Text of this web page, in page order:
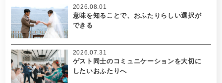
意味を知ることで、おふたりらしい選択が
できる
2026.08.01
ゲスト同士のコミュニケーションを大切に
したいおふたりへ
2026.07.31